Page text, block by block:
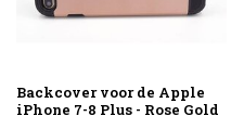
Backcover voor de Apple
iPhone 7-8 Plus - Rose Gold